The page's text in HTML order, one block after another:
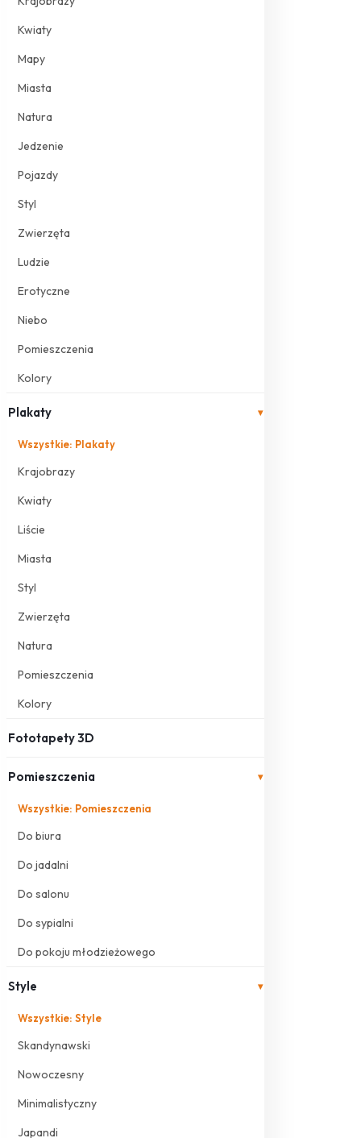
Kwiaty
Mapy
Miasta
Natura
Jedzenie
Pojazdy
Styl
Zwierzęta
Ludzie
Erotyczne
Niebo
Pomieszczenia
Kolory
Plakaty ▾
Wszystkie: Plakaty
Krajobrazy
Kwiaty
Liście
Miasta
Styl
Zwierzęta
Natura
Pomieszczenia
Kolory
Fototapety 3D
Pomieszczenia ▾
Wszystkie: Pomieszczenia
Do biura
Do jadalni
Do salonu
Do sypialni
Do pokoju młodzieżowego
Style ▾
Wszystkie: Style
Skandynawski
Nowoczesny
Minimalistyczny
Japandi